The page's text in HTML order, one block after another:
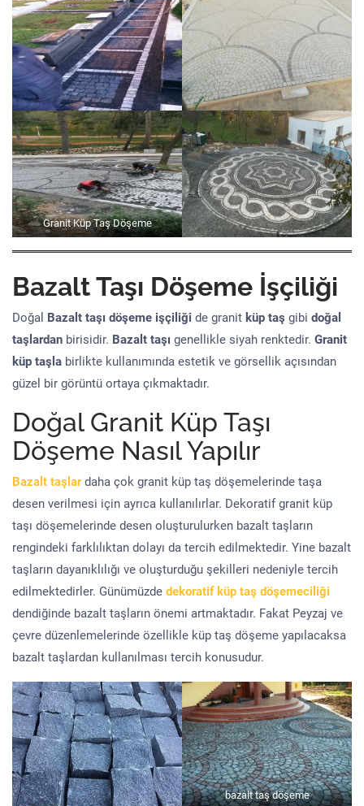
Granit Küp Taş Döşeme
Bazalt Taşı Döşeme İşçiliği
Doğal Bazalt taşı döşeme işçiliği de granit küp taş gibi doğal
taşlardan birisidir. Bazalt taşı genellikle siyah renktedir. Granit
küp taşla birlikte kullanımında estetik ve görsellik açısından
güzel bir görüntü ortaya çıkmaktadır.
Doğal Granit Küp Taşı
Döşeme Nasıl Yapılır
Bazalt taşlardaha çok granit küp taş döşemelerinde taşa
desen verilmesi için ayrıca kullanılırlar. Dekoratif granit küp
taşı döşemelerinde desen oluşturulurken bazalt taşların
rengindeki farklılıktan dolayı da tercih edilmektedir. Yine bazalt
taşların dayanıklılığı ve oluşturduğu şekilleri nedeniyle tercih
edilmektedirler. Günümüzde dekoratif küp taş döşemeciliği
dendiğinde bazalt taşların önemi artmaktadır. Fakat Peyzaj ve
çevre düzenlemelerinde özellikle küp taş döşeme yapılacaksa
bazalt taşlardan kullanılması tercih konusudur.
bazalt taş döşeme